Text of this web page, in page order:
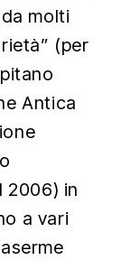
molti
(per
Antica
2006) in
a vari